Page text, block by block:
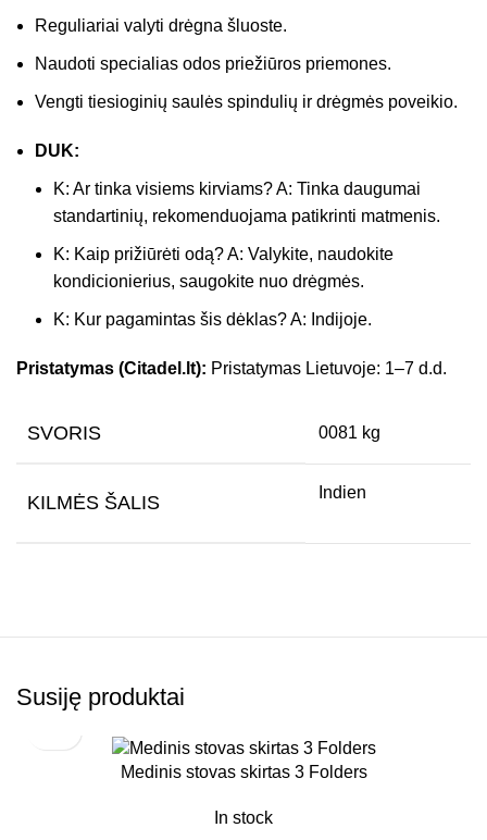
Reguliariai valyti drėgna šluoste.
Naudoti specialias odos priežiūros priemones.
Vengti tiesioginių saulės spindulių ir drėgmės poveikio.
DUK:
K: Ar tinka visiems kirviams? A: Tinka daugumai
standartinių, rekomenduojama patikrinti matmenis.
K: Kaip prižiūrėti odą? A: Valykite, naudokite
kondicionierius, saugokite nuo drėgmės.
K: Kur pagamintas šis dėklas? A: Indijoje.
Pristatymas (Citadel.lt): Pristatymas Lietuvoje: 1–7 d.d.
SVORIS 0081 kg
KILMĖS ŠALIS Indien
Susiję produktai
Medinis stovas skirtas 3 Folders
In stock